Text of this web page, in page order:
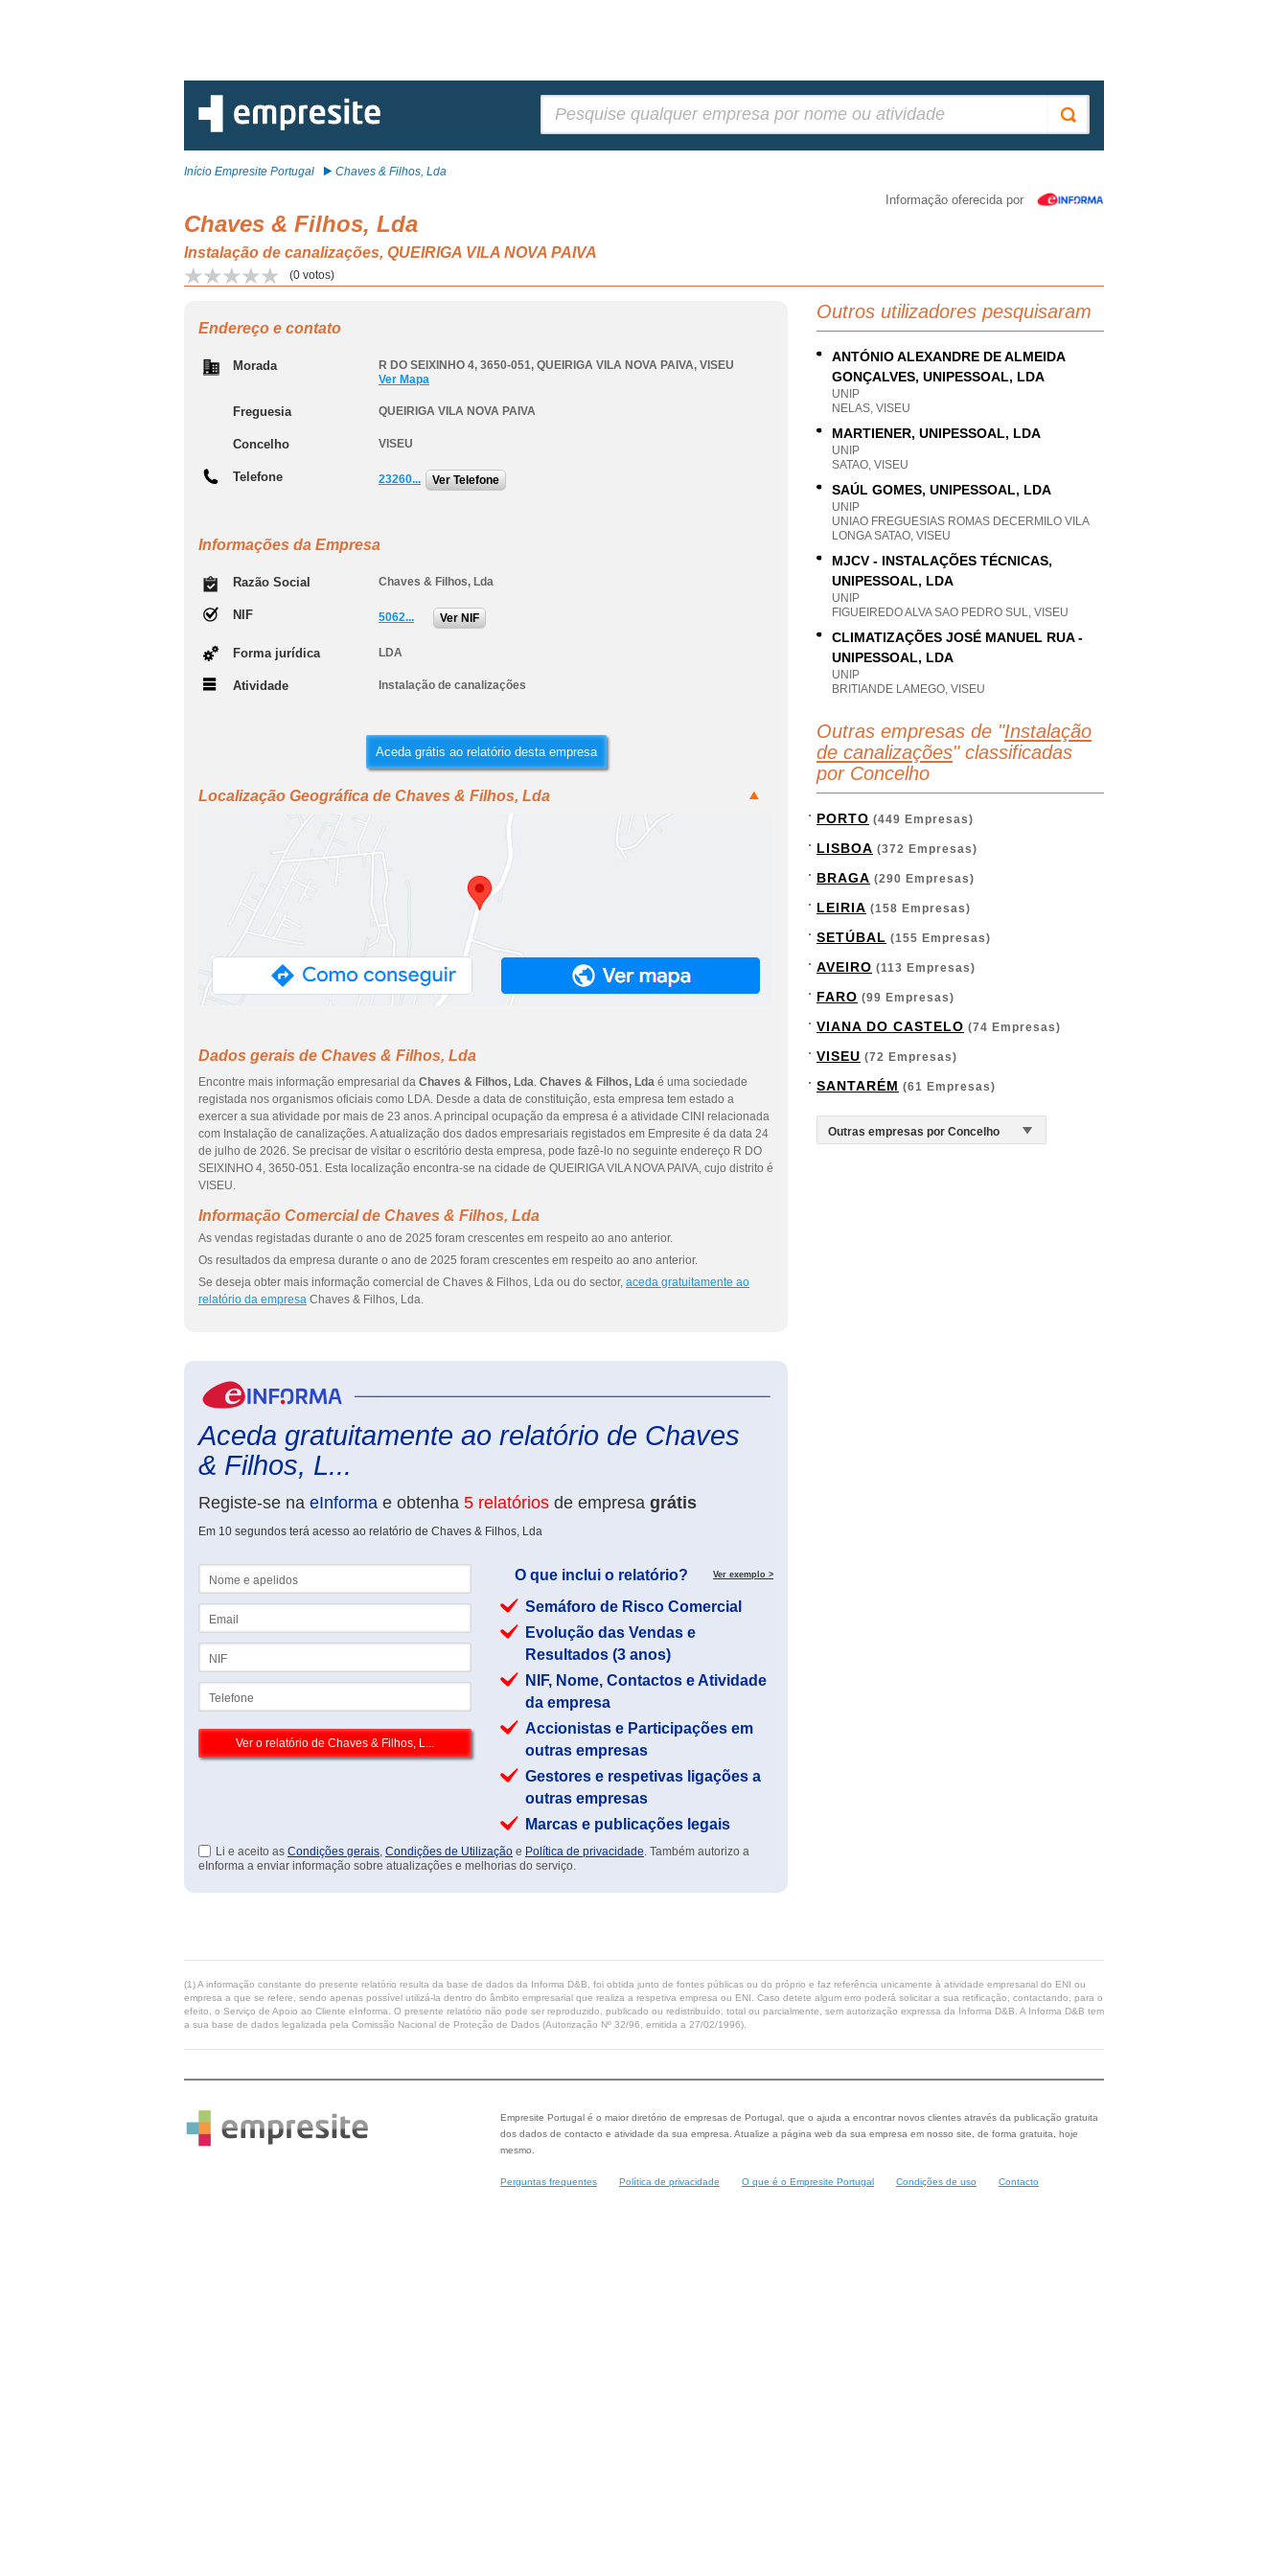
Início Empresite Portugal Chaves & Filhos, Lda
Informação oferecida por
Chaves & Filhos, Lda
Instalação de canalizações, QUEIRIGA VILA NOVA PAIVA
(0 votos)
Endereço e contato
Morada R DO SEIXINHO 4, 3650-051, QUEIRIGA VILA NOVA PAIVA, VISEU
Ver Mapa
Freguesia QUEIRIGA VILA NOVA PAIVA
Concelho VISEU
Telefone 23260... Ver Telefone
Informações da Empresa
Razão Social Chaves & Filhos, Lda
NIF 5062... Ver NIF
Forma jurídica LDA
Atividade Instalação de canalizações
Aceda grátis ao relatório desta empresa
Localização Geográfica de Chaves & Filhos, Lda
Dados gerais de Chaves & Filhos, Lda
Encontre mais informação empresarial da Chaves & Filhos, Lda. Chaves & Filhos, Lda é uma sociedade
registada nos organismos oficiais como LDA. Desde a data de constituição, esta empresa tem estado a
exercer a sua atividade por mais de 23 anos. A principal ocupação da empresa é a atividade CINI relacionada
com Instalação de canalizações. A atualização dos dados empresariais registados em Empresite é da data 24
de julho de 2026. Se precisar de visitar o escritório desta empresa, pode fazê-lo no seguinte endereço R DO
SEIXINHO 4, 3650-051. Esta localização encontra-se na cidade de QUEIRIGA VILA NOVA PAIVA, cujo distrito é
VISEU.
Informação Comercial de Chaves & Filhos, Lda
As vendas registadas durante o ano de 2025 foram crescentes em respeito ao ano anterior.
Os resultados da empresa durante o ano de 2025 foram crescentes em respeito ao ano anterior.
Se deseja obter mais informação comercial de Chaves & Filhos, Lda ou do sector, aceda gratuitamente ao
relatório da empresa Chaves & Filhos, Lda.
Aceda gratuitamente ao relatório de Chaves
& Filhos, L...
Registe-se na eInforma e obtenha 5 relatórios de empresa grátis
Em 10 segundos terá acesso ao relatório de Chaves & Filhos, Lda
O que inclui o relatório? Ver exemplo >
Semáforo de Risco Comercial
Evolução das Vendas e
Resultados (3 anos)
NIF, Nome, Contactos e Atividade
da empresa
Accionistas e Participações em
outras empresas
Gestores e respetivas ligações a
outras empresas
Marcas e publicações legais
Li e aceito as Condições gerais, Condições de Utilização e Política de privacidade. Também autorizo a
eInforma a enviar informação sobre atualizações e melhorias do serviço.
Outros utilizadores pesquisaram
ANTÓNIO ALEXANDRE DE ALMEIDA
GONÇALVES, UNIPESSOAL, LDA
UNIP
NELAS, VISEU
MARTIENER, UNIPESSOAL, LDA
UNIP
SATAO, VISEU
SAÚL GOMES, UNIPESSOAL, LDA
UNIP
UNIAO FREGUESIAS ROMAS DECERMILO VILA
LONGA SATAO, VISEU
MJCV - INSTALAÇÕES TÉCNICAS,
UNIPESSOAL, LDA
UNIP
FIGUEIREDO ALVA SAO PEDRO SUL, VISEU
CLIMATIZAÇÕES JOSÉ MANUEL RUA -
UNIPESSOAL, LDA
UNIP
BRITIANDE LAMEGO, VISEU
Outras empresas de "Instalação
de canalizações" classificadas
por Concelho
PORTO (449 Empresas)
LISBOA (372 Empresas)
BRAGA (290 Empresas)
LEIRIA (158 Empresas)
SETÚBAL (155 Empresas)
AVEIRO (113 Empresas)
FARO (99 Empresas)
VIANA DO CASTELO (74 Empresas)
VISEU (72 Empresas)
SANTARÉM (61 Empresas)
(1) A informação constante do presente relatório resulta da base de dados da Informa D&B, foi obtida junto de fontes públicas ou do próprio e faz referência unicamente à atividade empresarial do ENI ou
empresa a que se refere, sendo apenas possível utilizá-la dentro do âmbito empresarial que realiza a respetiva empresa ou ENI. Caso detete algum erro poderá solicitar a sua retificação, contactando, para o
efeito, o Serviço de Apoio ao Cliente eInforma. O presente relatório não pode ser reproduzido, publicado ou redistribuído, total ou parcialmente, sem autorização expressa da Informa D&B. A Informa D&B tem
a sua base de dados legalizada pela Comissão Nacional de Proteção de Dados (Autorização Nº 32/96, emitida a 27/02/1996).
Empresite Portugal é o maior diretório de empresas de Portugal, que o ajuda a encontrar novos clientes através da publicação gratuita
dos dados de contacto e atividade da sua empresa. Atualize a página web da sua empresa em nosso site, de forma gratuita, hoje
mesmo.
Perguntas frequentes Política de privacidade O que é o Empresite Portugal Condições de uso Contacto